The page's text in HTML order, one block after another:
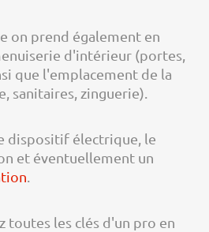
on prend également en
d'intérieur (portes,
que l'emplacement de la
sanitaires, zinguerie).
dispositif électrique, le
et éventuellement un
toutes les clés d'un pro en